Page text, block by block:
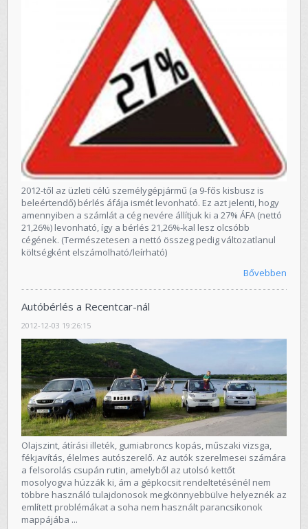
2012-től az üzleti célú személygépjármű (a 9-fős kisbusz is
beleértendő) bérlés áfája ismét levonható. Ez azt jelenti, hogy
amennyiben a számlát a cég nevére állítjuk ki a 27% ÁFA (nettó
21,26%) levonható, így a bérlés 21,26%-kal lesz olcsóbb
cégének. (Természetesen a nettó összeg pedig változatlanul
költségként elszámolható/leírható)
Bővebben
Autóbérlés a Recentcar-nál
2012-12-03 19:26:15
Olajszint, átírási illeték, gumiabroncs kopás, műszaki vizsga,
fékjavítás, élelmes autószerelő. Az autók szerelmesei számára
a felsorolás csupán rutin, amelyből az utolsó kettőt
mosolyogva húzzák ki, ám a gépkocsit rendeltetésénél nem
többre használó tulajdonosok megkönnyebbülve helyeznék az
említett problémákat a soha nem használt parancsikonok
mappájába ...